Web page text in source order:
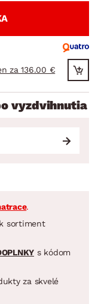
za 136.00 €
vyzdvihnutia
.
sortiment
s kódom
za skvelé